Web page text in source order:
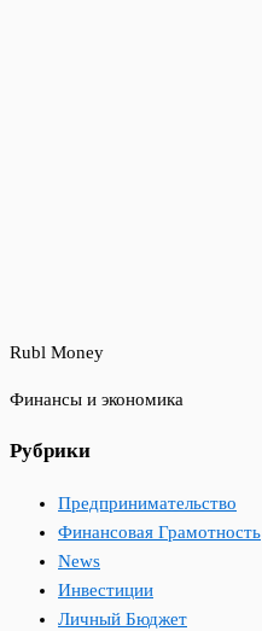
Rubl Money
Финансы и экономика
Рубрики
Предпринимательство
Финансовая Грамотность
News
Инвестиции
Личный Бюджет